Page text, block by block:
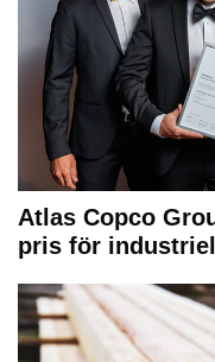
Atlas Copco
pris för